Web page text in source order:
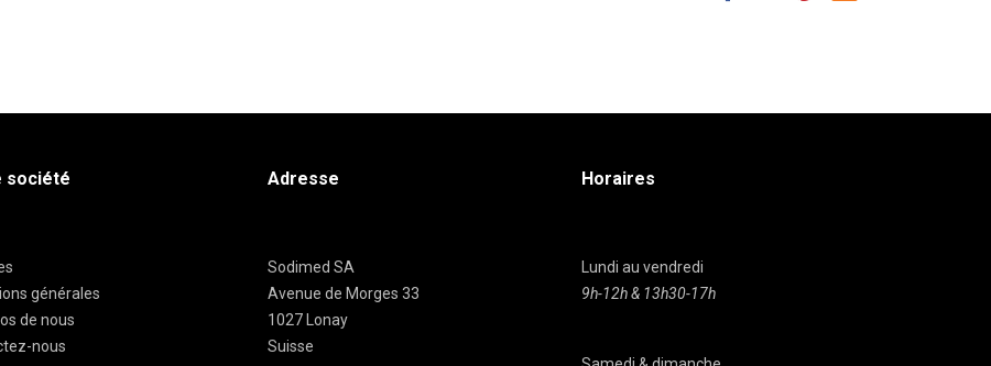
société
générales
de nous
nous
Adresse
Sodimed SA
Avenue de Morges 33
1027 Lonay
Suisse
Horaires
Lundi au vendredi
9h-12h & 13h30-17h